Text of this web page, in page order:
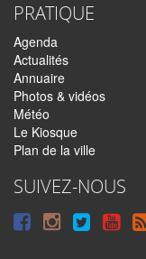
PRATIQUE
Agenda
Actualités
Annuaire
Photos & vidéos
Météo
Le Kiosque
Plan de la ville
SUIVEZ-NOUS
SuivreSuivreSuivre